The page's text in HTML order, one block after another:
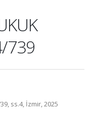
739
ss.4, İzmir, 2025